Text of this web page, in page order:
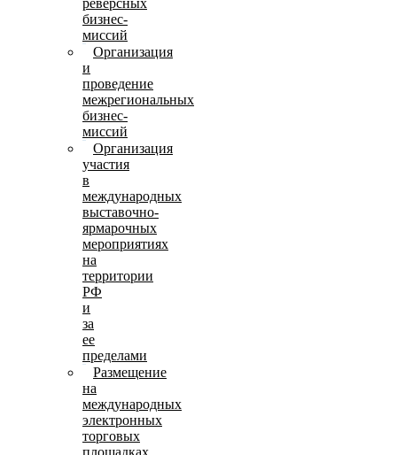
реверсных
бизнес-
миссий
Организация
и
проведение
межрегиональных
бизнес-
миссий
Организация
участия
в
международных
выставочно-
ярмарочных
мероприятиях
на
территории
РФ
и
за
ее
пределами
Размещение
на
международных
электронных
торговых
площадках